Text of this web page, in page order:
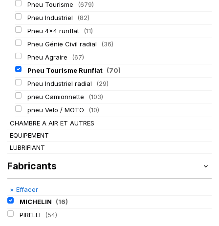
Pneu Tourisme
(679)
Pneu Industriel
(82)
Pneu 4x4 runflat
(11)
Pneu Génie Civil radial
(36)
Pneu Agraire
(67)
Pneu Tourisme Runflat (70)
Pneu Industriel radial
(29)
pneu Camionnette
(103)
pneu Velo / MOTO
(10)
CHAMBRE A AIR ET AUTRES
EQUIPEMENT
LUBRIFIANT
Fabricants
× Effacer
MICHELIN
(16)
PIRELLI
(54)